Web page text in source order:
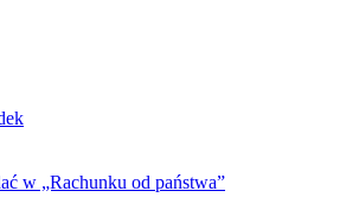
w „Rachunku od państwa”